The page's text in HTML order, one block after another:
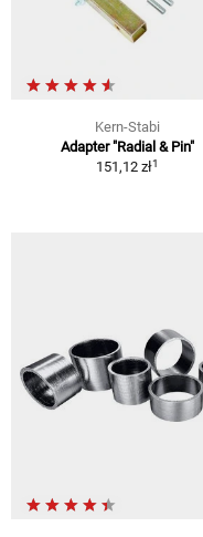
Kern-Stabi
Adapter "Radial & Pin"
151,12 zł1